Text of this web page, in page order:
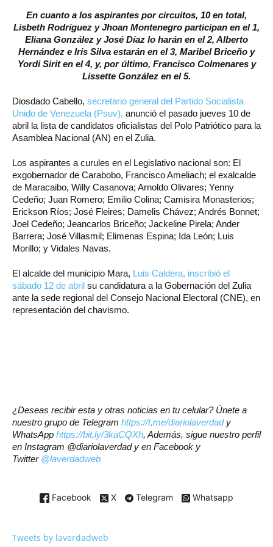
En cuanto a los aspirantes por circuitos, 10 en total,
Lisbeth Rodríguez y Jhoan Montenegro participan en el 1,
Eliana González y José Díaz lo harán en el 2, Alberto
Hernández e Iris Silva estarán en el 3, Maribel Briceño y
Yordi Sirit en el 4, y, por último, Francisco Colmenares y
Lissette González en el 5.
Diosdado Cabello, secretario general del Partido Socialista
Unido de Venezuela (Psuv), anunció el pasado jueves 10 de
abril la lista de candidatos oficialistas del Polo Patriótico para la
Asamblea Nacional (AN) en el Zulia.
Los aspirantes a curules en el Legislativo nacional son: El
exgobernador de Carabobo, Francisco Ameliach; el exalcalde
de Maracaibo, Willy Casanova; Arnoldo Olivares; Yenny
Cedeño; Juan Romero; Emilio Colina; Camisira Monasterios;
Erickson Ríos; José Fleires; Damelis Chávez; Andrés Bonnet;
Joel Cedeño; Jeancarlos Briceño; Jackeline Pirela; Ander
Barrera; José Villasmil; Elimenas Espina; Ida León; Luis
Morillo; y Vidales Navas.
El alcalde del municipio Mara, Luis Caldera, inscribió el
sábado 12 de abril su candidatura a la Gobernación del Zulia
ante la sede regional del Consejo Nacional Electoral (CNE), en
representación del chavismo.
¿Deseas recibir esta y otras noticias en tu celular? Únete a
nuestro grupo de Telegram https://t,me/diariolaverdady
WhatsApp https://bit,ly/3kaCQXh, Además, sigue nuestro perfil
en Instagram @diariolaverdad y en Facebook y
Twitter @laverdadweb
Facebook X Telegram Whatsapp
Tweets by laverdadweb